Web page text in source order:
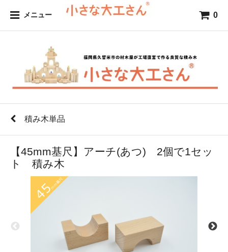
メニュー 0
積み木単品
【45mm基尺】アーチ(あつ) 2個で1セッ
ト 積み木